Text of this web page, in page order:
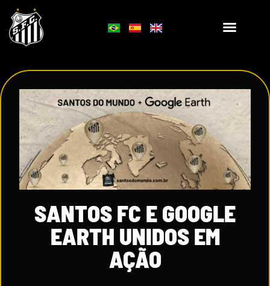
SANTOS FC E GOOGLE
EARTH UNIDOS EM
AÇÃO